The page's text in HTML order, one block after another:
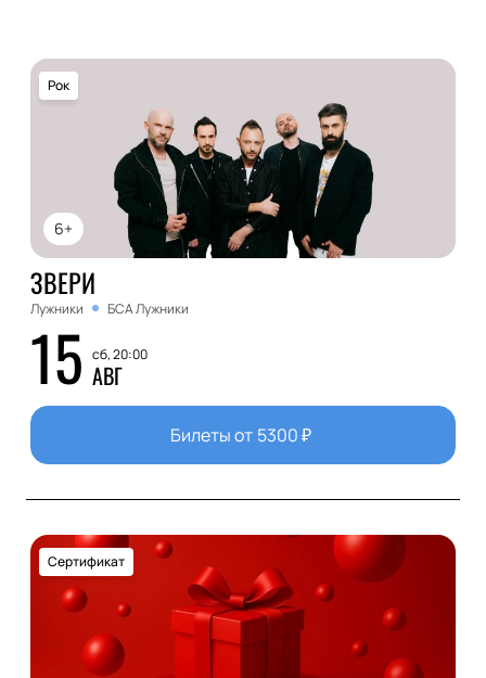
6+
Рок
ЗВЕРИ
Лужники БСА Лужники
15 сб, 20:00
АВГ
Билеты от 5300₽
Сертификат